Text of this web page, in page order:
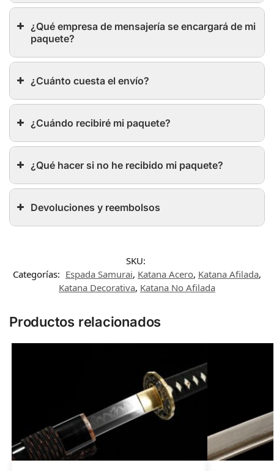
¿Qué empresa de mensajería se encargará de mi
paquete?
¿Cuánto cuesta el envío?
¿Cuándo recibiré mi paquete?
¿Qué hacer si no he recibido mi paquete?
Devoluciones y reembolsos
SKU:
Categorías: Espada Samurai, Katana Acero, Katana Afilada,
Katana Decorativa, Katana No Afilada
Productos relacionados